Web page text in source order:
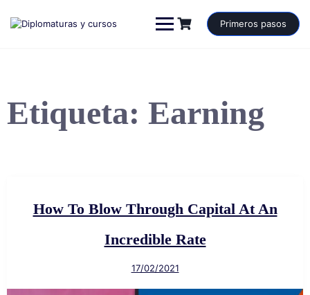
contenido
Primeros pasos
Etiqueta: Earning
How To Blow Through Capital At An
Incredible Rate
17/02/2021